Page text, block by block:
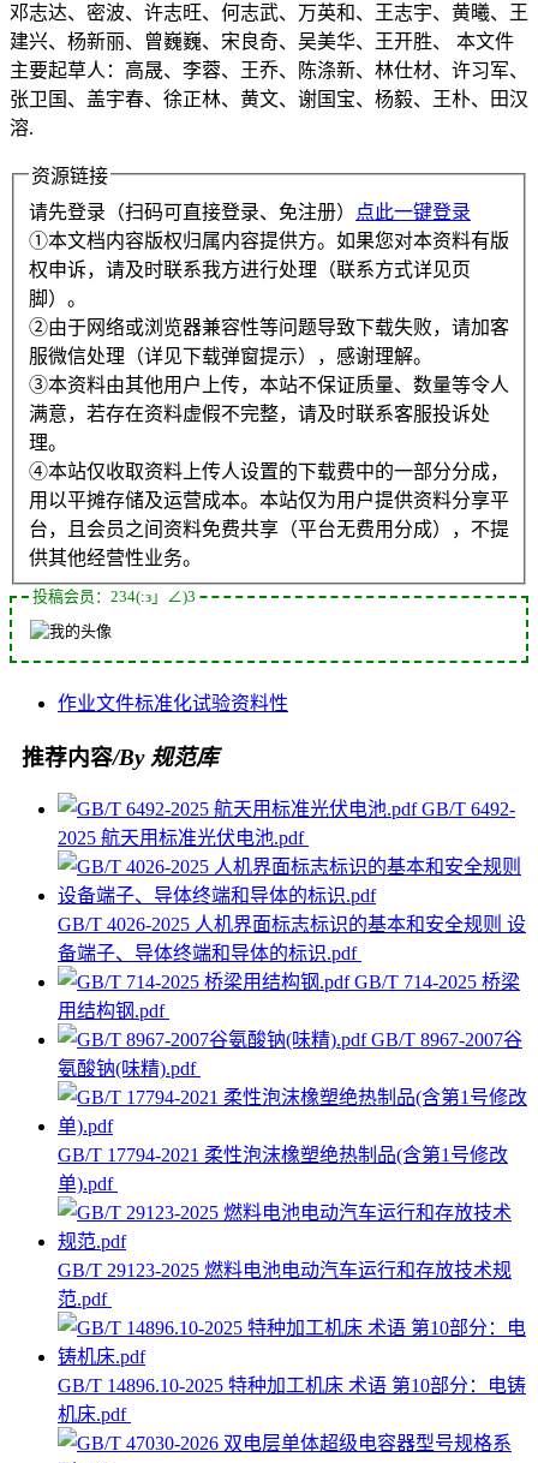
邓志达、密波、许志旺、何志武、万英和、王志宇、黄曦、王
建兴、杨新丽、曾巍巍、宋良奇、吴美华、王开胜、 本文件
主要起草人：高晟、李蓉、王乔、陈涤新、林仕材、许习军、
张卫国、盖宇春、徐正林、黄文、谢国宝、杨毅、王朴、田汉
溶.
资源链接
请先登录（扫码可直接登录、免注册）
点此一键登录
①本文档内容版权归属内容提供方。如果您对本资料有版
权申诉，请及时联系我方进行处理（联系方式详见页
脚）。
②由于网络或浏览器兼容性等问题导致下载失败，请加客
服微信处理（详见下载弹窗提示），感谢理解。
③本资料由其他用户上传，本站不保证质量、数量等令人
满意，若存在资料虚假不完整，请及时联系客服投诉处
理。
④本站仅收取资料上传人设置的下载费中的一部分分成，
用以平摊存储及运营成本。本站仅为用户提供资料分享平
台，且会员之间资料免费共享（平台无费用分成），不提
供其他经营性业务。
投稿会员：234(:з」∠)3
作业文件标准化试验资料性
推荐内容/By 规范库
GB/T 6492-
2025 航天用标准光伏电池.pdf
GB/T 4026-2025 人机界面标志标识的基本和安全规则 设
备端子、导体终端和导体的标识.pdf
GB/T 714-2025 桥梁
用结构钢.pdf
GB/T 8967-2007谷
氨酸钠(味精).pdf
GB/T 17794-2021 柔性泡沫橡塑绝热制品(含第1号修改
单).pdf
GB/T 29123-2025 燃料电池电动汽车运行和存放技术规
范.pdf
GB/T 14896.10-2025 特种加工机床 术语 第10部分：电铸
机床.pdf